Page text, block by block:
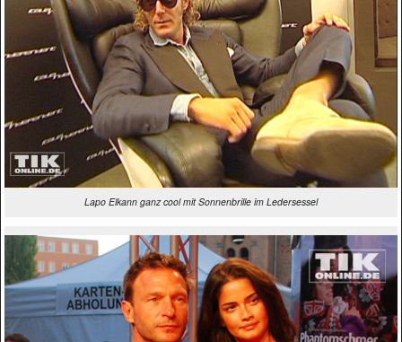
Lapo Elkann ganz cool mit Sonnenbrille im Ledersessel